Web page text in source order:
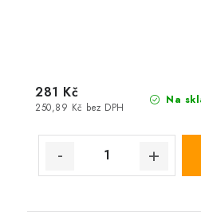
Na
250,89 Kč bez DPH
281 Kč